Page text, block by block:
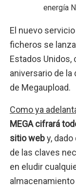
energía
El nuevo servicio
ficheros se
Estados
aniversario de
de Megaupload.
Como ya
MEGA cifrará
sitio weby,
de las claves
en eludir